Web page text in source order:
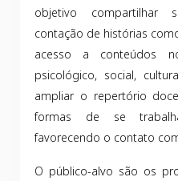
objetivo compartilhar
contação de histórias
acesso a conteúdos
psicológico, social,
ampliar o repertório
formas de se
favorecendo o contato
O público-alvo são os